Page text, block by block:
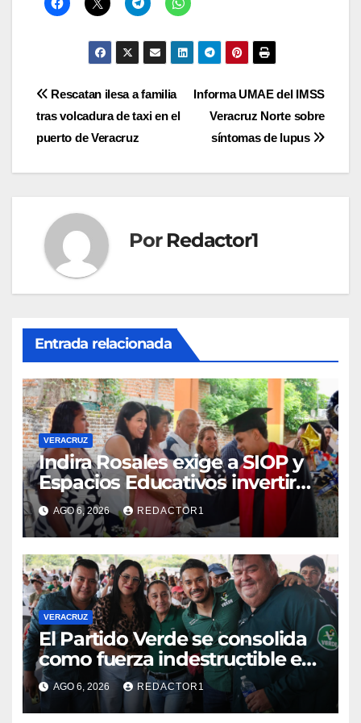
Navegación
de
entradas
Informa UMAE del IMSS
Veracruz Norte sobre
síntomas de lupus
Rescatan ilesa a familia
tras volcadura de taxi en el
puerto de Veracruz
Por Redactor1
Entrada relacionada
VERACRUZ
Indira Rosales exige a SIOP y
Espacios Educativos invertir
760 millones de pesos en
obras para escuelas de
Veracruz
AGO 6, 2026 REDACTOR1
VERACRUZ
​El Partido Verde se consolida
como fuerza indestructible en
la zona norte de Veracruz
AGO 6, 2026 REDACTOR1